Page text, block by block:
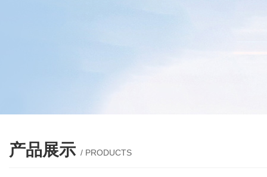
产品展示 / PRODUCTS